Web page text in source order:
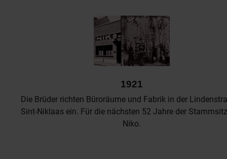
1921
Die Brüder richten Büroräume und Fabrik in der
Sint-Niklaas ein. Für die nächsten 52 Jahre der
Niko.